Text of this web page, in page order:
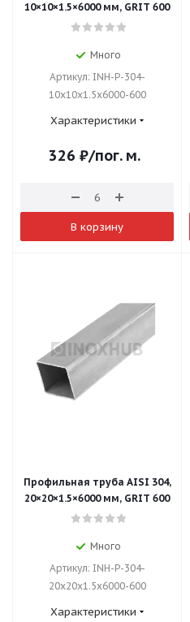
10×10×1.5×6000 мм, GRIT 600
Много
Артикул: INH-P-304-
10x10x1.5x6000-600
Характеристики
326 ₽/пог. м.
В корзину
Профильная труба AISI 304,
20×20×1.5×6000 мм, GRIT 600
Много
Артикул: INH-P-304-
20x20x1.5x6000-600
Характеристики